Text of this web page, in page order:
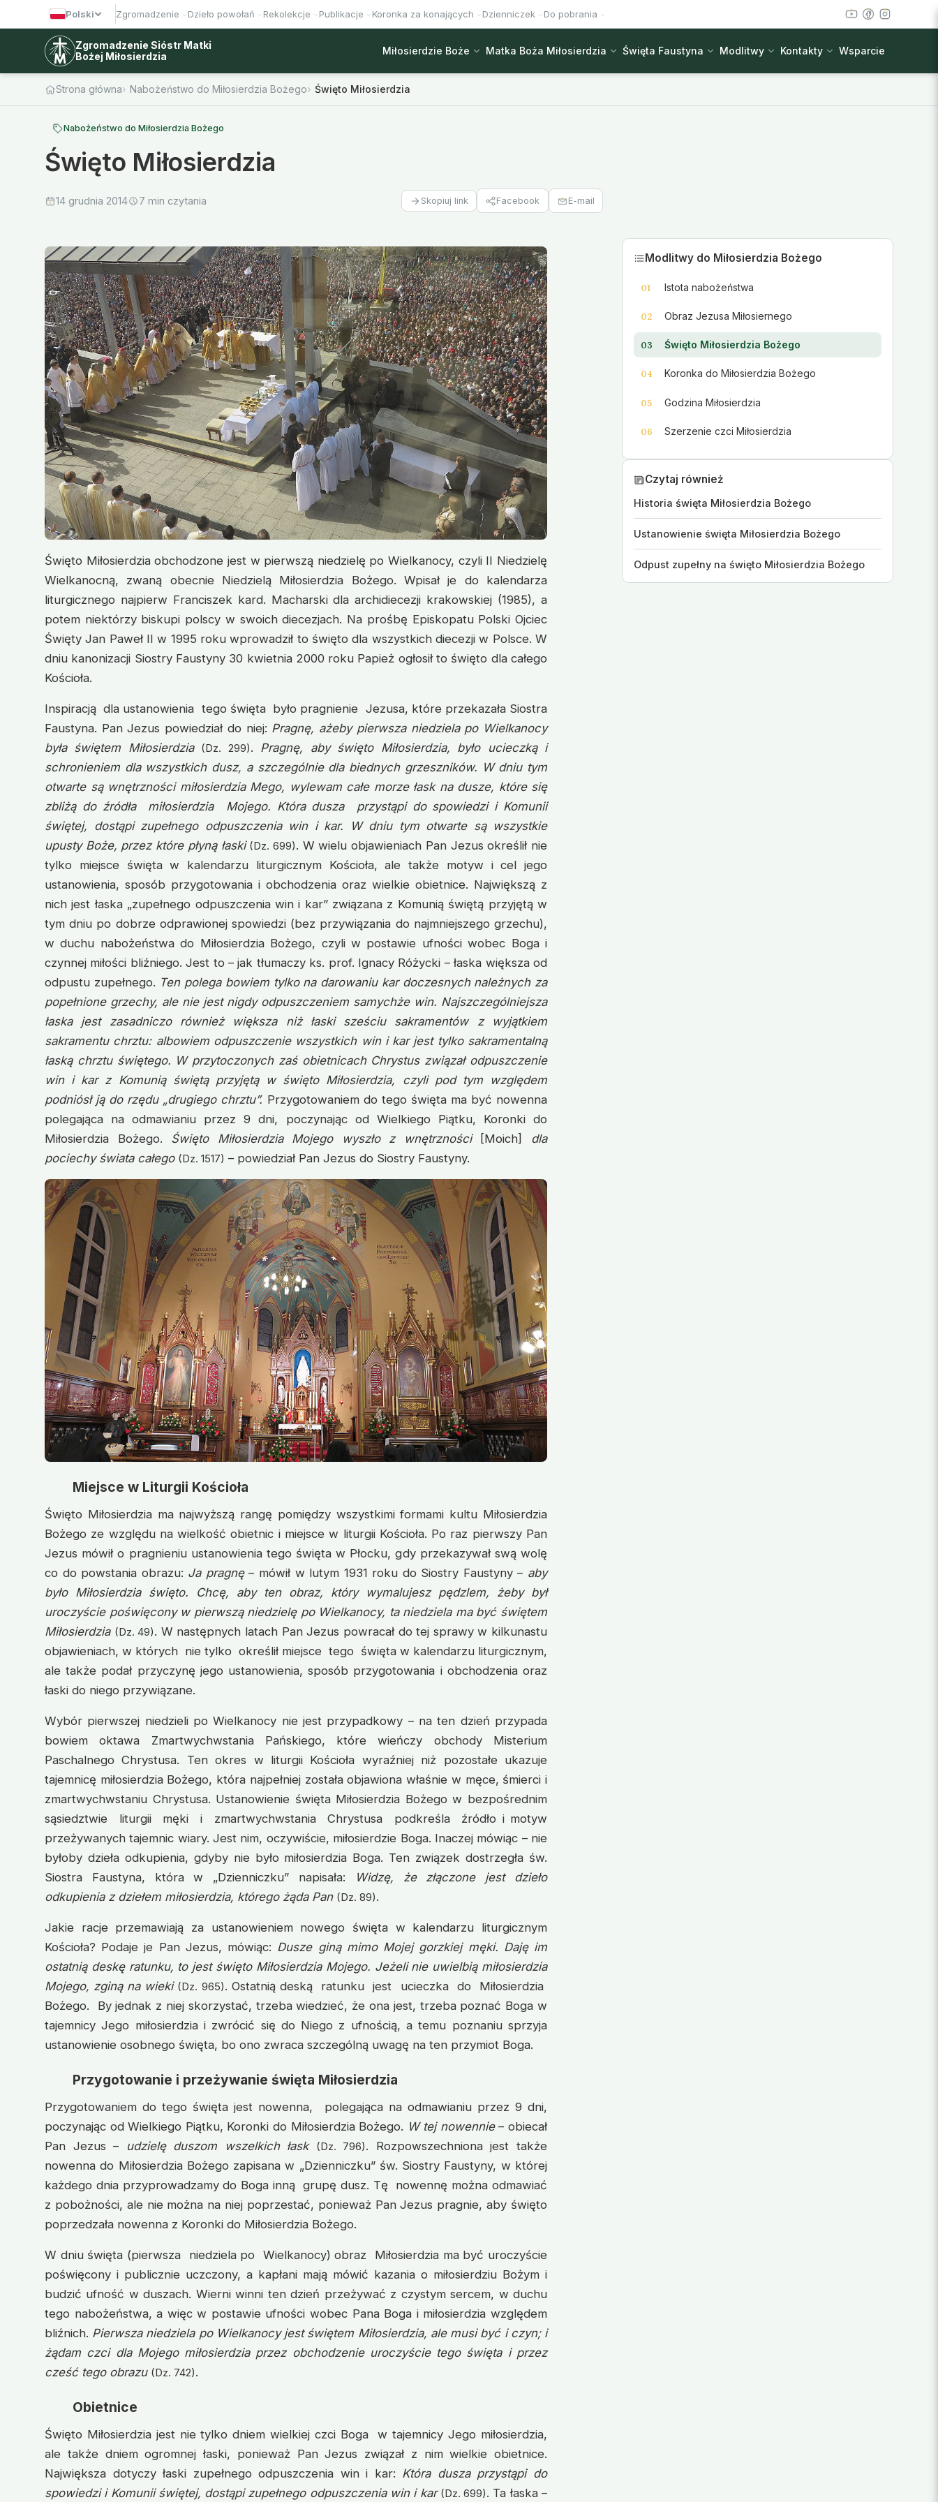
Polski Zgromadzenie Dzieło powołań Rekolekcje Publikacje Koronka za konających Dzienniczek Do pobrania
Zgromadzenie Sióstr Matki
Bożej Miłosierdzia
Miłosierdzie Boże Matka Boża Miłosierdzia Święta Faustyna Modlitwy Kontakty Wsparcie
Strona główna Nabożeństwo do Miłosierdzia Bożego Święto Miłosierdzia
Nabożeństwo do Miłosierdzia Bożego
Święto Miłosierdzia
14 grudnia 2014 7 min czytania Skopiuj link Facebook E-mail
Święto Miłosierdzia obchodzone jest w pierwszą niedzielę po Wielkanocy, czyli II Niedzielę
Wielkanocną, zwaną obecnie Niedzielą Miłosierdzia Bożego. Wpisał je do kalendarza
liturgicznego najpierw Franciszek kard. Macharski dla archidiecezji krakowskiej (1985), a
potem niektórzy biskupi polscy w swoich diecezjach. Na prośbę Episkopatu Polski Ojciec
Święty Jan Paweł II w 1995 roku wprowadził to święto dla wszystkich diecezji w Polsce. W
dniu kanonizacji Siostry Faustyny 30 kwietnia 2000 roku Papież ogłosił to święto dla całego
Kościoła.
Inspiracją dla ustanowienia tego święta było pragnienie Jezusa, które przekazała Siostra
Faustyna. Pan Jezus powiedział do niej: Pragnę, ażeby pierwsza niedziela po Wielkanocy
była świętem Miłosierdzia (Dz. 299). Pragnę, aby święto Miłosierdzia, było ucieczką i
schronieniem dla wszystkich dusz, a szczególnie dla biednych grzeszników. W dniu tym
otwarte są wnętrzności miłosierdzia Mego, wylewam całe morze łask na dusze, które się
zbliżą do źródła miłosierdzia Mojego. Która dusza przystąpi do spowiedzi i Komunii
świętej, dostąpi zupełnego odpuszczenia win i kar. W dniu tym otwarte są wszystkie
upusty Boże, przez które płyną łaski (Dz. 699). W wielu objawieniach Pan Jezus określił nie
tylko miejsce święta w kalendarzu liturgicznym Kościoła, ale także motyw i cel jego
ustanowienia, sposób przygotowania i obchodzenia oraz wielkie obietnice. Największą z
nich jest łaska „zupełnego odpuszczenia win i kar” związana z Komunią świętą przyjętą w
tym dniu po dobrze odprawionej spowiedzi (bez przywiązania do najmniejszego grzechu),
w duchu nabożeństwa do Miłosierdzia Bożego, czyli w postawie ufności wobec Boga i
czynnej miłości bliźniego. Jest to – jak tłumaczy ks. prof. Ignacy Różycki – łaska większa od
odpustu zupełnego. Ten polega bowiem tylko na darowaniu kar doczesnych należnych za
popełnione grzechy, ale nie jest nigdy odpuszczeniem samychże win. Najszczególniejsza
łaska jest zasadniczo również większa niż łaski sześciu sakramentów z wyjątkiem
sakramentu chrztu: albowiem odpuszczenie wszystkich win i kar jest tylko sakramentalną
łaską chrztu świętego. W przytoczonych zaś obietnicach Chrystus związał odpuszczenie
win i kar z Komunią świętą przyjętą w święto Miłosierdzia, czyli pod tym względem
podniósł ją do rzędu „drugiego chrztu”. Przygotowaniem do tego święta ma być nowenna
polegająca na odmawianiu przez 9 dni, poczynając od Wielkiego Piątku, Koronki do
Miłosierdzia Bożego. Święto Miłosierdzia Mojego wyszło z wnętrzności[Moich] dla
pociechy świata całego (Dz. 1517) – powiedział Pan Jezus do Siostry Faustyny.
Miejsce w Liturgii Kościoła
Święto Miłosierdzia ma najwyższą rangę pomiędzy wszystkimi formami kultu Miłosierdzia
Bożego ze względu na wielkość obietnic i miejsce w liturgii Kościoła. Po raz pierwszy Pan
Jezus mówił o pragnieniu ustanowienia tego święta w Płocku, gdy przekazywał swą wolę
co do powstania obrazu: Ja pragnę– mówił w lutym 1931 roku do Siostry Faustyny – aby
było Miłosierdzia święto. Chcę, aby ten obraz, który wymalujesz pędzlem, żeby był
uroczyście poświęcony w pierwszą niedzielę po Wielkanocy, ta niedziela ma być świętem
Miłosierdzia (Dz. 49). W następnych latach Pan Jezus powracał do tej sprawy w kilkunastu
objawieniach, w których nie tylko określił miejsce tego święta w kalendarzu liturgicznym,
ale także podał przyczynę jego ustanowienia, sposób przygotowania i obchodzenia oraz
łaski do niego przywiązane.
Wybór pierwszej niedzieli po Wielkanocy nie jest przypadkowy – na ten dzień przypada
bowiem oktawa Zmartwychwstania Pańskiego, które wieńczy obchody Misterium
Paschalnego Chrystusa. Ten okres w liturgii Kościoła wyraźniej niż pozostałe ukazuje
tajemnicę miłosierdzia Bożego, która najpełniej została objawiona właśnie w męce, śmierci i
zmartwychwstaniu Chrystusa. Ustanowienie święta Miłosierdzia Bożego w bezpośrednim
sąsiedztwie liturgii męki i zmartwychwstania Chrystusa podkreśla źródło i motyw
przeżywanych tajemnic wiary. Jest nim, oczywiście, miłosierdzie Boga. Inaczej mówiąc – nie
byłoby dzieła odkupienia, gdyby nie było miłosierdzia Boga. Ten związek dostrzegła św.
Siostra Faustyna, która w „Dzienniczku” napisała:
Widzę, że złączone jest dzieło
odkupienia z dziełem miłosierdzia, którego żąda Pan (Dz. 89).
Jakie racje przemawiają za ustanowieniem nowego święta w kalendarzu liturgicznym
Kościoła? Podaje je Pan Jezus, mówiąc: Dusze giną mimo Mojej gorzkiej męki. Daję im
ostatnią deskę ratunku, to jest święto Miłosierdzia Mojego. Jeżeli nie uwielbią miłosierdzia
Mojego, zginą na wieki (Dz. 965). Ostatnią deską ratunku jest ucieczka do Miłosierdzia
Bożego. By jednak z niej skorzystać, trzeba wiedzieć, że ona jest, trzeba poznać Boga w
tajemnicy Jego miłosierdzia i zwrócić się do Niego z ufnością, a temu poznaniu sprzyja
ustanowienie osobnego święta, bo ono zwraca szczególną uwagę na ten przymiot Boga.
Przygotowanie i przeżywanie święta Miłosierdzia
Przygotowaniem do tego święta jest nowenna, polegająca na odmawianiu przez 9 dni,
poczynając od Wielkiego Piątku, Koronki do Miłosierdzia Bożego. W tej nowennie– obiecał
Pan Jezus –
udzielę duszom wszelkich łask (Dz. 796). Rozpowszechniona jest także
nowenna do Miłosierdzia Bożego zapisana w „Dzienniczku” św. Siostry Faustyny, w której
każdego dnia przyprowadzamy do Boga inną grupę dusz. Tę nowennę można odmawiać
z pobożności, ale nie można na niej poprzestać, ponieważ Pan Jezus pragnie, aby święto
poprzedzała nowenna z Koronki do Miłosierdzia Bożego.
W dniu święta (pierwsza niedziela po Wielkanocy) obraz Miłosierdzia ma być uroczyście
poświęcony i publicznie uczczony, a kapłani mają mówić kazania o miłosierdziu Bożym i
budzić ufność w duszach. Wierni winni ten dzień przeżywać z czystym sercem, w duchu
tego nabożeństwa, a więc w postawie ufności wobec Pana Boga i miłosierdzia względem
bliźnich. Pierwsza niedziela po Wielkanocy jest świętem Miłosierdzia, ale musi być i czyn; i
żądam czci dla Mojego miłosierdzia przez obchodzenie uroczyście tego święta i przez
cześć tego obrazu (Dz. 742).
Obietnice
Święto Miłosierdzia jest nie tylko dniem wielkiej czci Boga w tajemnicy Jego miłosierdzia,
ale także dniem ogromnej łaski, ponieważ Pan Jezus związał z nim wielkie obietnice.
Największa dotyczy łaski zupełnego odpuszczenia win i kar: Która dusza przystąpi do
spowiedzi i Komunii świętej, dostąpi zupełnego odpuszczenia win i kar (Dz. 699). Ta łaska –
Modlitwy do Miłosierdzia Bożego
01 Istota nabożeństwa
02 Obraz Jezusa Miłosiernego
03 Święto Miłosierdzia Bożego
04 Koronka do Miłosierdzia Bożego
05 Godzina Miłosierdzia
06 Szerzenie czci Miłosierdzia
Czytaj również
Historia święta Miłosierdzia Bożego
Ustanowienie święta Miłosierdzia Bożego
Odpust zupełny na święto Miłosierdzia Bożego